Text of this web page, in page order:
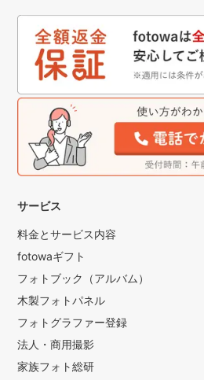
サービス
料金とサービス内容
fotowaギフト
フォトブック（アルバム）
木製フォトパネル
フォトグラファー登録
法人・商用撮影
家族フォト総研